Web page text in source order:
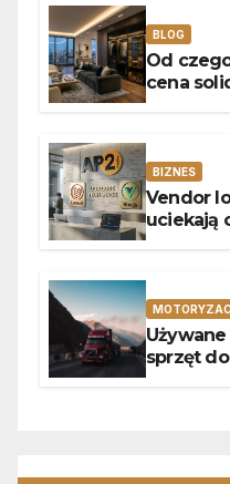
BLOG
Od
cena
BIZNES
Vendor
uciekają
sprzęt